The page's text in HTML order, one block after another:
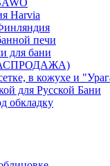
Harvia
печи
для бани
в кожухе и
для Русской Бани
обкладку